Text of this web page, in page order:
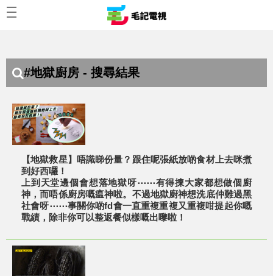
#地獄廚房 - 搜尋結果
【地獄救星】唔識睇份量？跟住呢張紙放啲食材上去咪煮
到好西囉！
上到天堂邊個會想落地獄呀⋯⋯有得揀大家都想做個廚
神，而唔係廚房嘅瘟神啦。不過地獄廚神想洗底仲難過黑
社會呀⋯⋯事關你啲fd會一直重複重複又重複咁提起你嘅
戰績，除非你可以整返餐似樣嘅出嚟啦！